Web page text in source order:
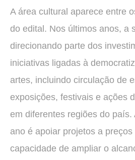
A área cultural aparece entre
do edital. Nos últimos anos, a
direcionando parte dos
iniciativas ligadas à
artes, incluindo circulação de
exposições, festivais e ações
em diferentes regiões do país.
ano é apoiar projetos a
capacidade de ampliar o